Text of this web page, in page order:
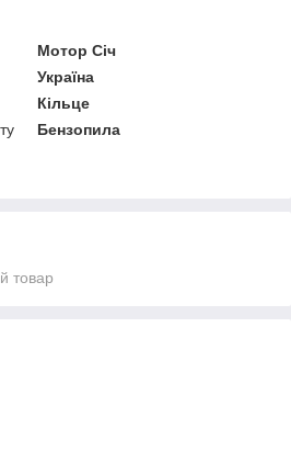
Мотор Січ
Україна
Кільце
Бензопила
товар